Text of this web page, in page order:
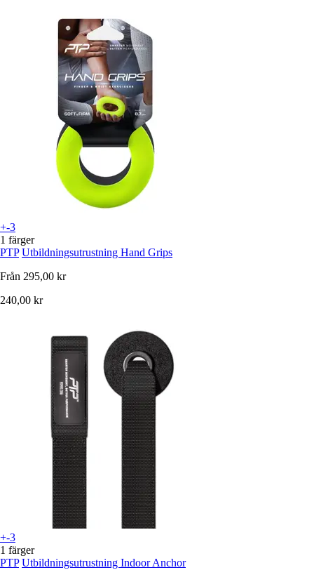
+-3
1 färger
PTP Utbildningsutrustning Hand Grips
Från 295,00 kr
240,00 kr
+-3
1 färger
PTP Utbildningsutrustning Indoor Anchor